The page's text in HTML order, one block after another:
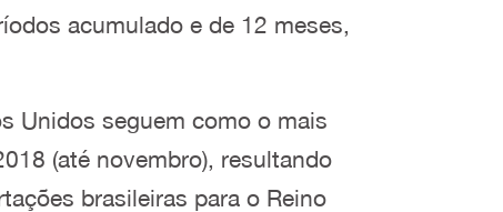
acumulado e de 12 meses,
Unidos seguem como o mais
(até novembro), resultando
brasileiras para o Reino